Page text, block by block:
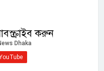
করুন